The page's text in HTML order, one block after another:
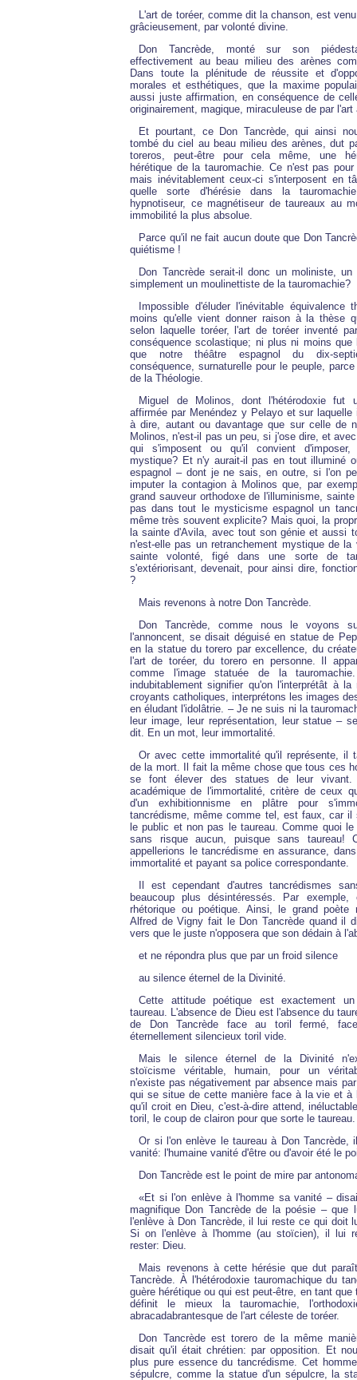
L'art de toréer, comme dit la chanson, est
grâcieusement, par volonté divine.
Don Tancrède, monté sur son
effectivement au beau milieu des arènes
Dans toute la plénitude de réussite et
morales et esthétiques, que la maxime
aussi juste affirmation, en conséquence de
originairement, magique, miraculeuse de par l'art
Et pourtant, ce Don Tancrède, qui ainsi
tombé du ciel au beau milieu des arènes, dut
toreros, peut-être pour cela même, une
hérétique de la tauromachie. Ce n'est pas
mais inévitablement ceux-ci s'interposent en
quelle sorte d'hérésie dans la
hypnotiseur, ce magnétiseur de taureaux au
immobilité la plus absolue.
Parce qu'il ne fait aucun doute que Don
quiétisme !
Don Tancrède serait-il donc un moliniste,
simplement un moulinettiste de la tauromachie?
Impossible d'éluder l'inévitable équivalence
moins qu'elle vient donner raison à la thèse
selon laquelle toréer, l'art de toréer inventé
conséquence scolastique; ni plus ni moins que
que notre théâtre espagnol du dix-
conséquence, surnaturelle pour le peuple,
de la Théologie.
Miguel de Molinos, dont l'hétérodoxie fut
affirmée par Menéndez y Pelayo et sur
à dire, autant ou davantage que sur celle de
Molinos, n'est-il pas un peu, si j'ose dire, et
qui s'imposent ou qu'il convient d'imposer,
mystique? Et n'y aurait-il pas en tout illuminé
espagnol – dont je ne sais, en outre, si l'on
imputer la contagion à Molinos que, par
grand sauveur orthodoxe de l'illuminisme,
pas dans tout le mysticisme espagnol un
même très souvent explicite? Mais quoi, la
la sainte d'Avila, avec tout son génie et aussi
n'est-elle pas un retranchement mystique de
sainte volonté, figé dans une sorte de
s'extériorisant, devenait, pour ainsi dire,
?
Mais revenons à notre Don Tancrède.
Don Tancrède, comme nous le voyons
l'annoncent, se disait déguisé en statue de
en la statue du torero par excellence, du
l'art de toréer, du torero en personne. Il
comme l'image statuée de la
indubitablement signifier qu'on l'interprétât à la
croyants catholiques, interprétons les images
en éludant l'idolâtrie. – Je ne suis ni la
leur image, leur représentation, leur statue –
dit. En un mot, leur immortalité.
Or avec cette immortalité qu'il représente, il
de la mort. Il fait la même chose que tous ces
se font élever des statues de leur
académique de l'immortalité, critère de ceux
d'un exhibitionnisme en plâtre pour
tancrédisme, même comme tel, est faux, car il
le public et non pas le taureau. Comme quoi
sans risque aucun, puisque sans taureau!
appellerions le tancrédisme en assurance,
immortalité et payant sa police correspondante.
Il est cependant d'autres tancrédismes
beaucoup plus désintéressés. Par
rhétorique ou poétique. Ainsi, le grand poète
Alfred de Vigny fait le Don Tancrède quand il
vers que le juste n'opposera que son dédain à
et ne répondra plus que par un froid silence
au silence éternel de la Divinité.
Cette attitude poétique est exactement
taureau. L'absence de Dieu est l'absence du
de Don Tancrède face au toril fermé,
éternellement silencieux toril vide.
Mais le silence éternel de la Divinité
stoïcisme véritable, humain, pour un
n'existe pas négativement par absence mais
qui se situe de cette manière face à la vie et à
qu'il croit en Dieu, c'est-à-dire attend,
toril, le coup de clairon pour que sorte le taureau.
Or si l'on enlève le taureau à Don Tancrède,
vanité: l'humaine vanité d'être ou d'avoir été le
Don Tancrède est le point de mire par
«Et si l'on enlève à l'homme sa vanité –
magnifique Don Tancrède de la poésie – que
l'enlève à Don Tancrède, il lui reste ce qui doit
Si on l'enlève à l'homme (au stoïcien), il lui
rester: Dieu.
Mais revenons à cette hérésie que dut
Tancrède. À l'hétérodoxie tauromachique du
guère hérétique ou qui est peut-être, en tant que
définit le mieux la tauromachie,
abracadabrantesque de l'art céleste de toréer.
Don Tancrède est torero de la même
disait qu'il était chrétien: par opposition. Et
plus pure essence du tancrédisme. Cet
sépulcre, comme la statue d'un sépulcre, la